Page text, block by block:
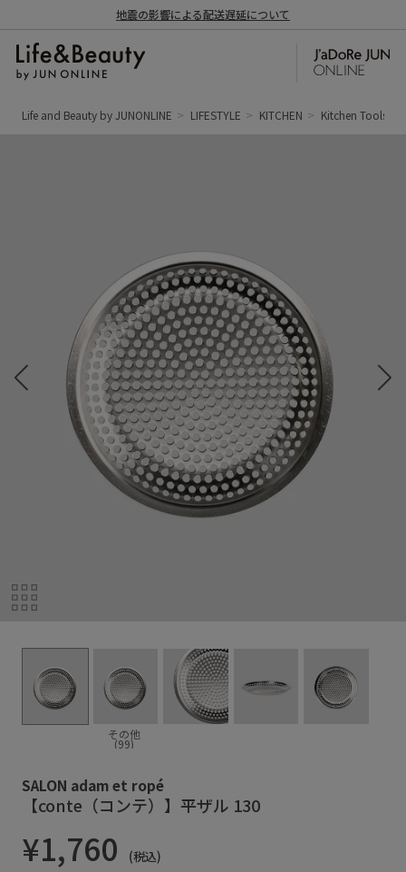
地震の影響による配送遅延について
Life and Beauty by JUNONLINE LIFESTYLE KITCHEN Kitchen Tools
その他
(99)
SALON adam et ropé
【conte（コンテ）】平ザル 130
¥1,760 (税込)